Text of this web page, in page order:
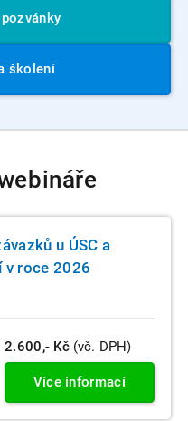
školení
u ÚSC a
v roce 2026
2.600,- Kč (vč. DPH)
Více informací